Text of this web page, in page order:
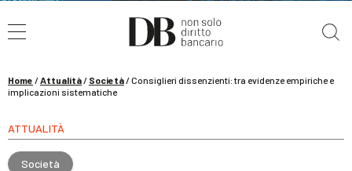
WEBINAR / 1° Ottobre
La riforma del sistema sanzionatorio del TUF
Home /Attualità/ Società/Consiglieri dissenzienti: tra evidenze empiriche e
implicazioni sistematiche
ATTUALITÀ
Società